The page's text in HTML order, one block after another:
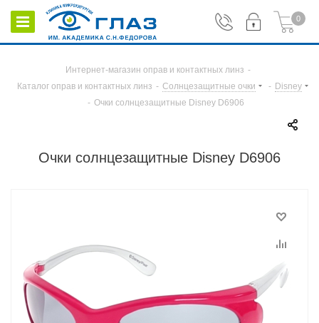
0
Интернет-магазин оправ и контактных линз -
Каталог оправ и контактных линз - Солнцезащитные очки - Disney
- Очки солнцезащитные Disney D6906
Очки солнцезащитные Disney D6906